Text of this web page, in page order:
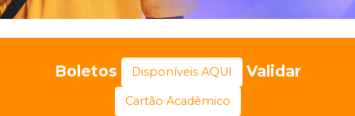
Boletos Disponíveis AQUI Validar
Cartão Acadêmico